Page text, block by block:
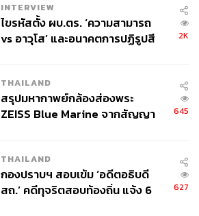
INTERVIEW
ไขรหัสตั้ง ผบ.ตร. ‘ความสามารถ
vs อาวุโส’ และอนาคตการปฏิรูปสี
2K
THAILAND
สรุปมหากาพย์กล้องส่องพระ
ZEISS Blue Marine จากสัญญา
จ่ายหนี้-แอบระบุแบรนด์
645
THAILAND
กองปราบฯ สอบเข้ม ‘อดีตอธิบดี
สถ.’ คดีทุจริตสอบท้องถิ่น แจ้ง 6
627